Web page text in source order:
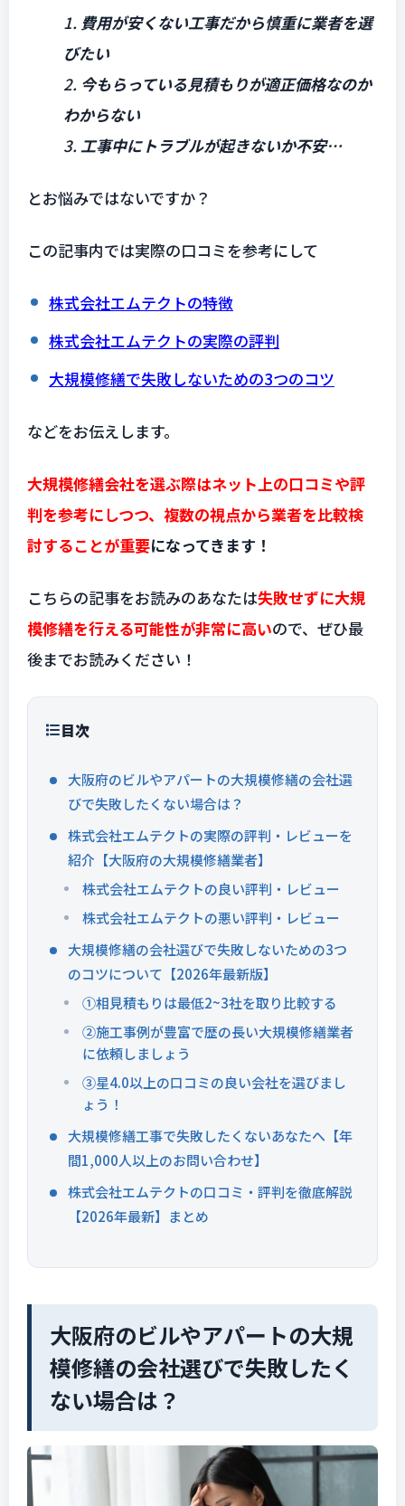
1. 費用が安くない工事だから慎重に業者を選
びたい
2. 今もらっている見積もりが適正価格なのか
わからない
3. 工事中にトラブルが起きないか不安…
とお悩みではないですか？
この記事内では実際の口コミを参考にして
株式会社エムテクトの特徴
株式会社エムテクトの実際の評判
大規模修繕で失敗しないための3つのコツ
などをお伝えします。
大規模修繕会社を選ぶ際はネット上の口コミや評
判を参考にしつつ、複数の視点から業者を比較検
討することが重要になってきます！
こちらの記事をお読みのあなたは失敗せずに大規
模修繕を行える可能性が非常に高いので、ぜひ最
後までお読みください！
目次
大阪府のビルやアパートの大規模修繕の会社選
びで失敗したくない場合は？
株式会社エムテクトの実際の評判・レビューを
紹介【大阪府の大規模修繕業者】
株式会社エムテクトの良い評判・レビュー
株式会社エムテクトの悪い評判・レビュー
大規模修繕の会社選びで失敗しないための3つ
のコツについて【2026年最新版】
①相見積もりは最低2~3社を取り比較する
②施工事例が豊富で歴の長い大規模修繕業者
に依頼しましょう
③星4.0以上の口コミの良い会社を選びまし
ょう！
大規模修繕工事で失敗したくないあなたへ【年
間1,000人以上のお問い合わせ】
株式会社エムテクトの口コミ・評判を徹底解説
【2026年最新】まとめ
大阪府のビルやアパートの大規
模修繕の会社選びで失敗したく
ない場合は？